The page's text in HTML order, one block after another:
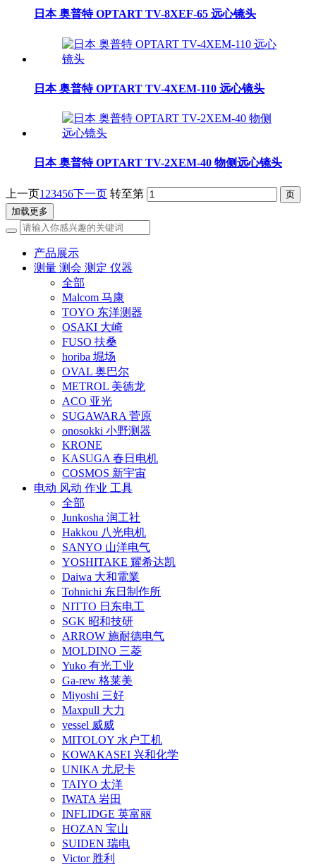
日本 奥普特 OPTART TV-8XEF-65 远心镜头
日本 奥普特 OPTART TV-4XEM-110 远心镜头
日本 奥普特 OPTART TV-2XEM-40 物侧远心镜头
上一页1 23456下一页 转至第
加载更多
产品展示
测量 测会 测定 仪器
全部
Malcom 马康
TOYO 东洋测器
OSAKI 大崎
FUSO 扶桑
horiba 堀场
OVAL 奥巴尔
METROL 美德龙
ACO 亚光
SUGAWARA 菅原
onosokki 小野测器
KRONE
KASUGA 春日电机
COSMOS 新宇宙
电动 风动 作业 工具
全部
Junkosha 润工社
Hakkou 八光电机
SANYO 山洋电气
YOSHITAKE 耀希达凯
Daiwa 大和電業
Tohnichi 东日制作所
NITTO 日东电工
SGK 昭和技研
ARROW 施耐德电气
MOLDINO 三菱
Yuko 有光工业
Ga-rew 格莱美
Miyoshi 三好
Maxpull 大力
vessel 威威
MITOLOY 水户工机
KOWAKASEI 兴和化学
UNIKA 尤尼卡
TAIYO 太洋
IWATA 岩田
INFLIDGE 英富丽
HOZAN 宝山
SUIDEN 瑞电
Victor 胜利